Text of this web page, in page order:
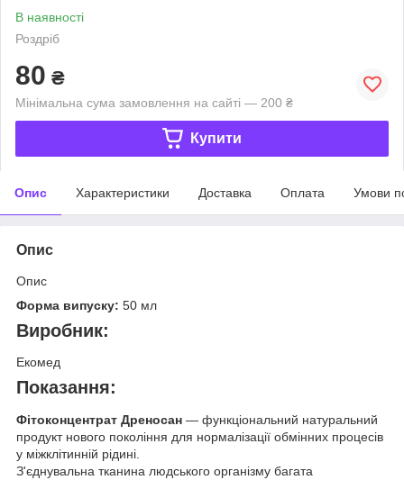
В наявності
Роздріб
80 ₴
Мінімальна сума замовлення на сайті — 200 ₴
Купити
Опис Характеристики Доставка Оплата Умови
Опис
Опис
Форма випуску: 50 мл
Виробник:
Екомед
Показання:
Фітоконцентрат Дреносан — функціональний натуральний
продукт нового покоління для нормалізації обмінних процесів
у міжклітинній рідині.
З'єднувальна тканина людського організму багата